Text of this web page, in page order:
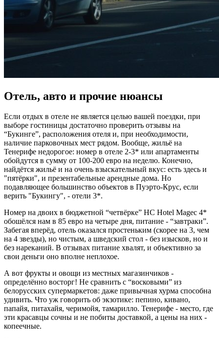
Отель, авто и прочие нюансы
Если отдых в отеле не является целью вашей поездки, при
выборе гостиницы достаточно проверить отзывы на
“Букинге”, расположения отеля и, при необходимости,
наличие парковочных мест рядом. Вообще, жильё на
Тенерифе недорогое: номер в отеле 2-3* или апартаменты
обойдутся в сумму от 100-200 евро на неделю. Конечно,
найдётся жильё и на очень взыскательный вкус: есть здесь и
"пятёрки", и презентабельные арендные дома. Но
подавляющее большинство объектов в Пуэрто-Крус, если
верить "Букингу", - отели 3*.
Номер на двоих в бюджетной “четвёрке” HC Hotel Magec 4*
обошёлся нам в 85 евро на четыре дня, питание - “завтраки”.
Забегая вперёд, отель оказался простеньким (скорее на 3, чем
на 4 звезды), но чистым, а шведский стол - без изысков, но и
без нареканий. В отзывах питание хвалят, и объективно за
свои деньги оно вполне неплохое.
А вот фрукты и овощи из местных магазинчиков -
определённо восторг! Не сравнить с “восковыми” из
белорусских супермаркетов: даже привычная хурма способна
удивить. Что уж говорить об экзотике: пепино, кивано,
папайя, питахайя, черимойя, тамарилло. Тенерифе - место, где
эти красавцы сочны и не побиты доставкой, а цены на них -
копеечные.